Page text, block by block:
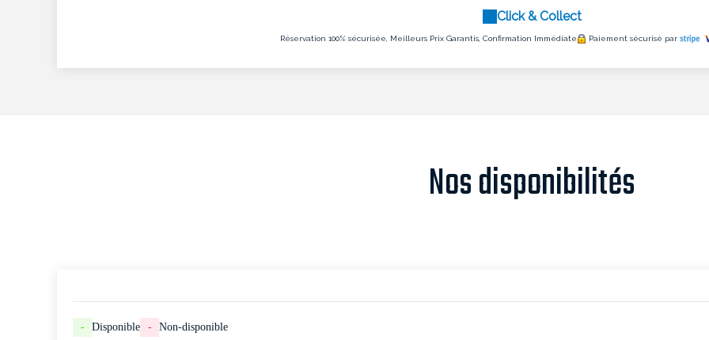
Click & Collect
Réservation 100% sécurisée, Meilleurs Prix Garantis, Confirmation Immédiate Paiement sécurisé par
Nos disponibilités
- Disponible - Non-disponible